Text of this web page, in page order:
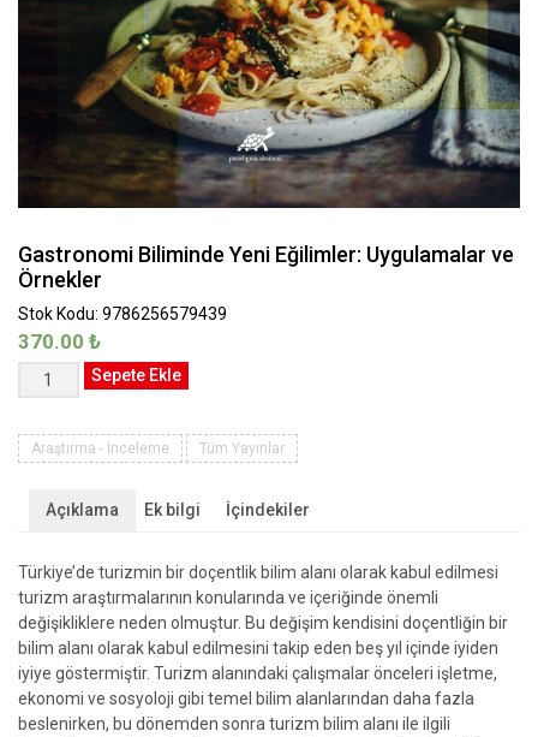
Gastronomi Biliminde Yeni Eğilimler: Uygulamalar ve
Örnekler
Stok Kodu: 9786256579439
370.00 ₺
Gastronomi
Biliminde
Eğilimler:
Örnekler
Sepete Ekle
Araştırma - İnceleme Tüm Yayınlar
Açıklama Ek bilgi İçindekiler
Türkiye’de turizmin bir doçentlik bilim alanı olarak kabul edilmesi
turizm araştırmalarının konularında ve içeriğinde önemli
değişikliklere neden olmuştur. Bu değişim kendisini doçentliğin bir
bilim alanı olarak kabul edilmesini takip eden beş yıl içinde iyiden
iyiye göstermiştir. Turizm alanındaki çalışmalar önceleri işletme,
ekonomi ve sosyoloji gibi temel bilim alanlarından daha fazla
beslenirken, bu dönemden sonra turizm bilim alanı ile ilgili